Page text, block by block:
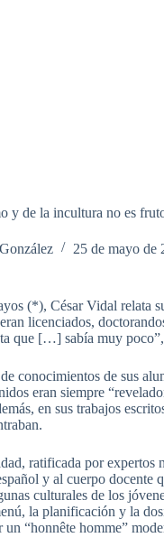
y de la incultura no es
25 de mayo de
(*), César Vidal relata
licenciados,
que […] sabía muy
conocimientos de sus
eran siempre
en sus trabajos
ratificada por
y al cuerpo
culturales de los
la planificación y la
un “honnête homme”